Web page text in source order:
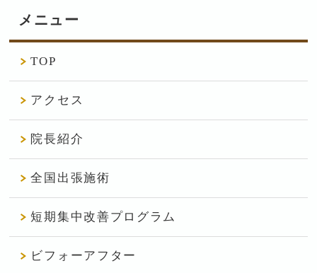
メニュー
TOP
アクセス
院長紹介
全国出張施術
短期集中改善プログラム
ビフォーアフター